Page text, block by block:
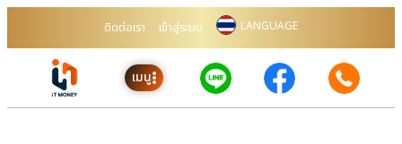
ติดต่อเรา เข้าสู่ระบบ LANGUAGE
เมนู